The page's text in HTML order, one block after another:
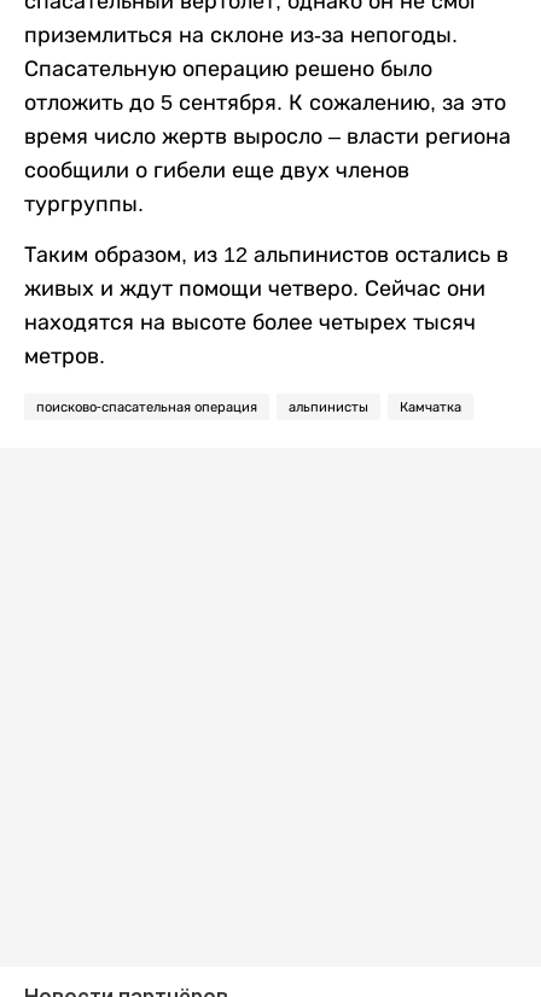
приземлиться на склоне из-за непогоды.
Спасательную операцию решено было
отложить до 5 сентября. К сожалению, за это
время число жертв выросло – власти региона
сообщили о гибели еще двух членов
тургруппы.
Таким образом, из 12 альпинистов остались в
живых и ждут помощи четверо. Сейчас они
находятся на высоте более четырех тысяч
метров.
поисково-спасательная операция альпинисты Камчатка